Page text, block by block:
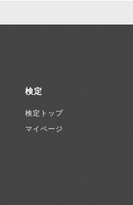
検定
検定トップ
マイページ